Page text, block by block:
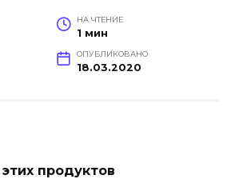
НА ЧТЕНИЕ
1 мин
ОПУБЛИКОВАНО
18.03.2020
продуктов